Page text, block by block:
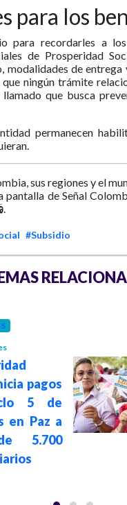
para los
para recordarles a
de Prosperidad
modalidades de
ningún trámite
que busca
permanecen
sus regiones y el
de Señal
#Subsidio
pagos
5 de
en Paz a
5.700